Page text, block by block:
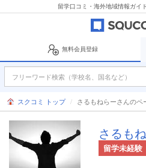
留学口コミ・海外地域情報ガイ
無料会員登録
スクコミ トップ さるもねらーさんのペ
さるも
留学未経験